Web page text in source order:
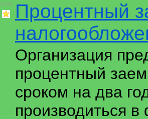
15:24
Процентный
Организация
процентный
сроком на два
производиться